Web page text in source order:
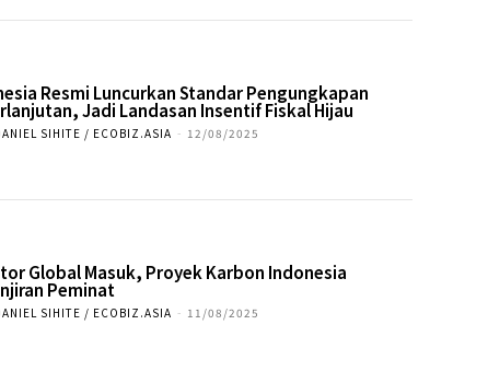
Resmi Luncurkan Standar Pengungkapan
Jadi Landasan Insentif Fiskal Hijau
SIHITE / ECOBIZ.ASIA - 12/08/2025
Global Masuk, Proyek Karbon Indonesia
Peminat
SIHITE / ECOBIZ.ASIA - 11/08/2025